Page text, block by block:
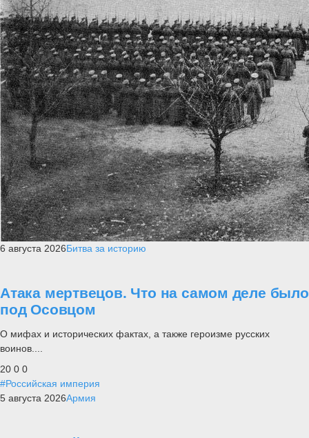
6 августа 2026Битва за историю
Атака мертвецов. Что на самом деле было
под Осовцом
О мифах и исторических фактах, а также героизме русских
воинов....
20 0 0
#Российская империя
5 августа 2026Армия